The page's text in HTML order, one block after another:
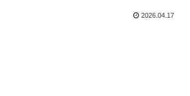
2026.04.17